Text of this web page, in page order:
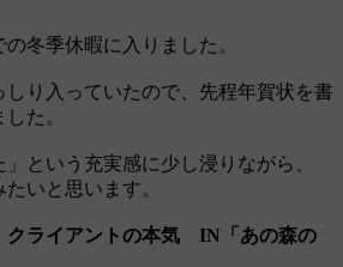
冬季休暇に入りました。
しり入っていたので、先程年賀状を書
た。
」という充実感に少し浸りながら、
いと思います。
クライアントの本気 IN「あの森の